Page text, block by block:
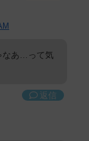
なあ…って気
返信